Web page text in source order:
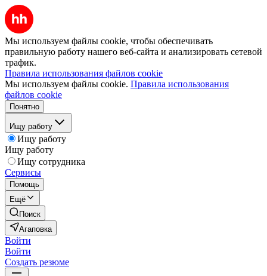
Мы используем файлы cookie, чтобы обеспечивать
правильную работу нашего веб-сайта и анализировать сетевой
трафик.
Правила использования файлов cookie
Мы используем файлы cookie. Правила использования
файлов cookie
Понятно
Ищу работу
Ищу работу
Ищу работу
Ищу сотрудника
Сервисы
Помощь
Ещё
Поиск
Агаповка
Войти
Войти
Создать резюме